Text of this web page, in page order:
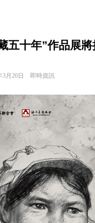
五十年”作品展
3月20日 即時資訊